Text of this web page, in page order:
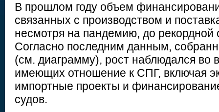
В прошлом году объем
связанных с производством и
несмотря на пандемию, до рекордной
Согласно последним данным,
(см. диаграмму), рост наблюдался во
имеющих отношение к СПГ, включая
импортные проекты и
судов.